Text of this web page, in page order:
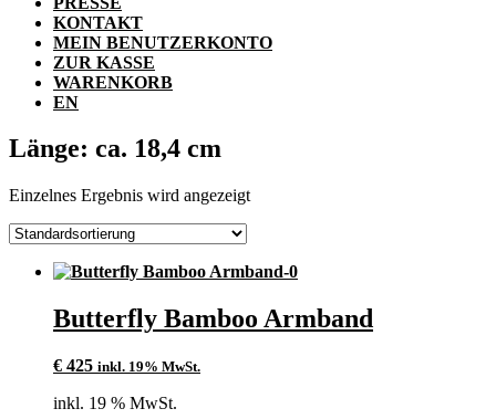
KONTAKT
MEIN BENUTZERKONTO
ZUR KASSE
WARENKORB
EN
Länge: ca. 18,4 cm
Einzelnes Ergebnis wird angezeigt
Butterfly Bamboo Armband
€ 425 inkl. 19% MwSt.
inkl. 19 % MwSt.